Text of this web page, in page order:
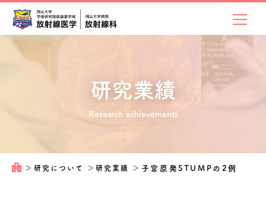
研究業績
Research achievements
＞ 研究について ＞研究業績 ＞ 子宮原発STUMPの2例